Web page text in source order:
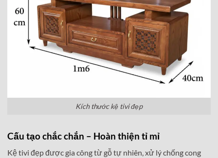
Kích thước kệ tivi đẹp
Cấu tạo chắc chắn – Hoàn thiện tỉ mỉ
Kệ tivi đẹp được gia công từ gỗ tự nhiên, xử lý chống cong